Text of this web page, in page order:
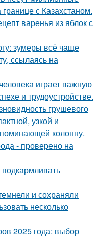
с Казахстаном.
варенья из яблок с
зумеры всё чаще
ссылаясь на
играет важную
и трудоустройстве.
грушевого
узкой и
колонну.
- проверено на
подкармливать
и сохраняли
несколько
2025 года: выбор